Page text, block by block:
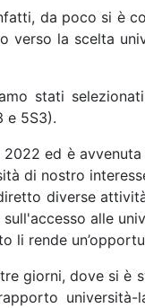
da poco si è
la scelta
stati
e 5S3).
ed è
di nostro
diverse
alle
li rende
giorni, dove si